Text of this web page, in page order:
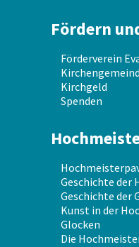
Fördern
Förderverein
Kirchgeld
Spenden
Geschichte der
Geschichte der
Kunst in der
Glocken
Die